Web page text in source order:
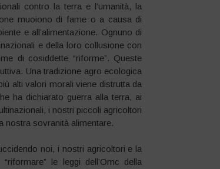
contro la terra e l’umanità, la
muoiono di fame o a causa di
e all’alimentazione. Ognuno di
e della loro collusione con
di cosiddette “riforme”. Queste
Una tradizione agro ecologica
alti valori morali viene distrutta da
ha dichiarato guerra alla terra, ai
i nostri piccoli agricoltori
nostra sovranità alimentare.
noi, i nostri agricoltori e la
le leggi dell’Omc della